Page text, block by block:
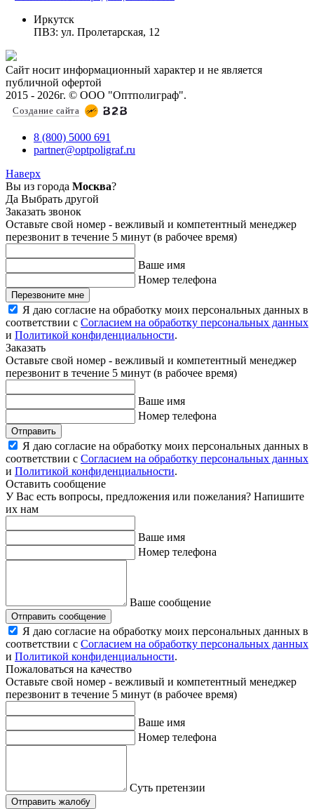
Иркутск
ПВЗ: ул. Пролетарская, 12
Сайт носит информационный характер и не является
публичной офертой
2015 - 2026г. © ООО "Оптполиграф".
Создание сайта
8 (800) 5000 691
partner@optpoligraf.ru
Наверх
Вы из города Москва?
Да Выбрать другой
Заказать звонок
Оставьте свой номер - вежливый и компетентный менеджер
перезвонит в течение 5 минут (в рабочее время)
Ваше имя
Номер телефона
Перезвоните мне
Я даю согласие на обработку моих персональных данных в
соответствии с Согласием на обработку персональных данных
и Политикой конфиденциальности.
Заказать
Оставьте свой номер - вежливый и компетентный менеджер
перезвонит в течение 5 минут (в рабочее время)
Ваше имя
Номер телефона
Отправить
Я даю согласие на обработку моих персональных данных в
соответствии с Согласием на обработку персональных данных
и Политикой конфиденциальности.
Оставить сообщение
У Вас есть вопросы, предложения или пожелания? Напишите
их нам
Ваше имя
Номер телефона
Ваше сообщение
Отправить сообщение
Я даю согласие на обработку моих персональных данных в
соответствии с Согласием на обработку персональных данных
и Политикой конфиденциальности.
Пожаловаться на качество
Оставьте свой номер - вежливый и компетентный менеджер
перезвонит в течение 5 минут (в рабочее время)
Ваше имя
Номер телефона
Суть претензии
Отправить жалобу